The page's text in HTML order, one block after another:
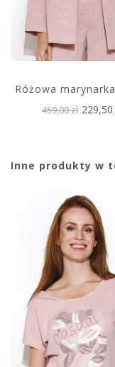
Różowa
459,00 zł 229,50
Inne produkty w